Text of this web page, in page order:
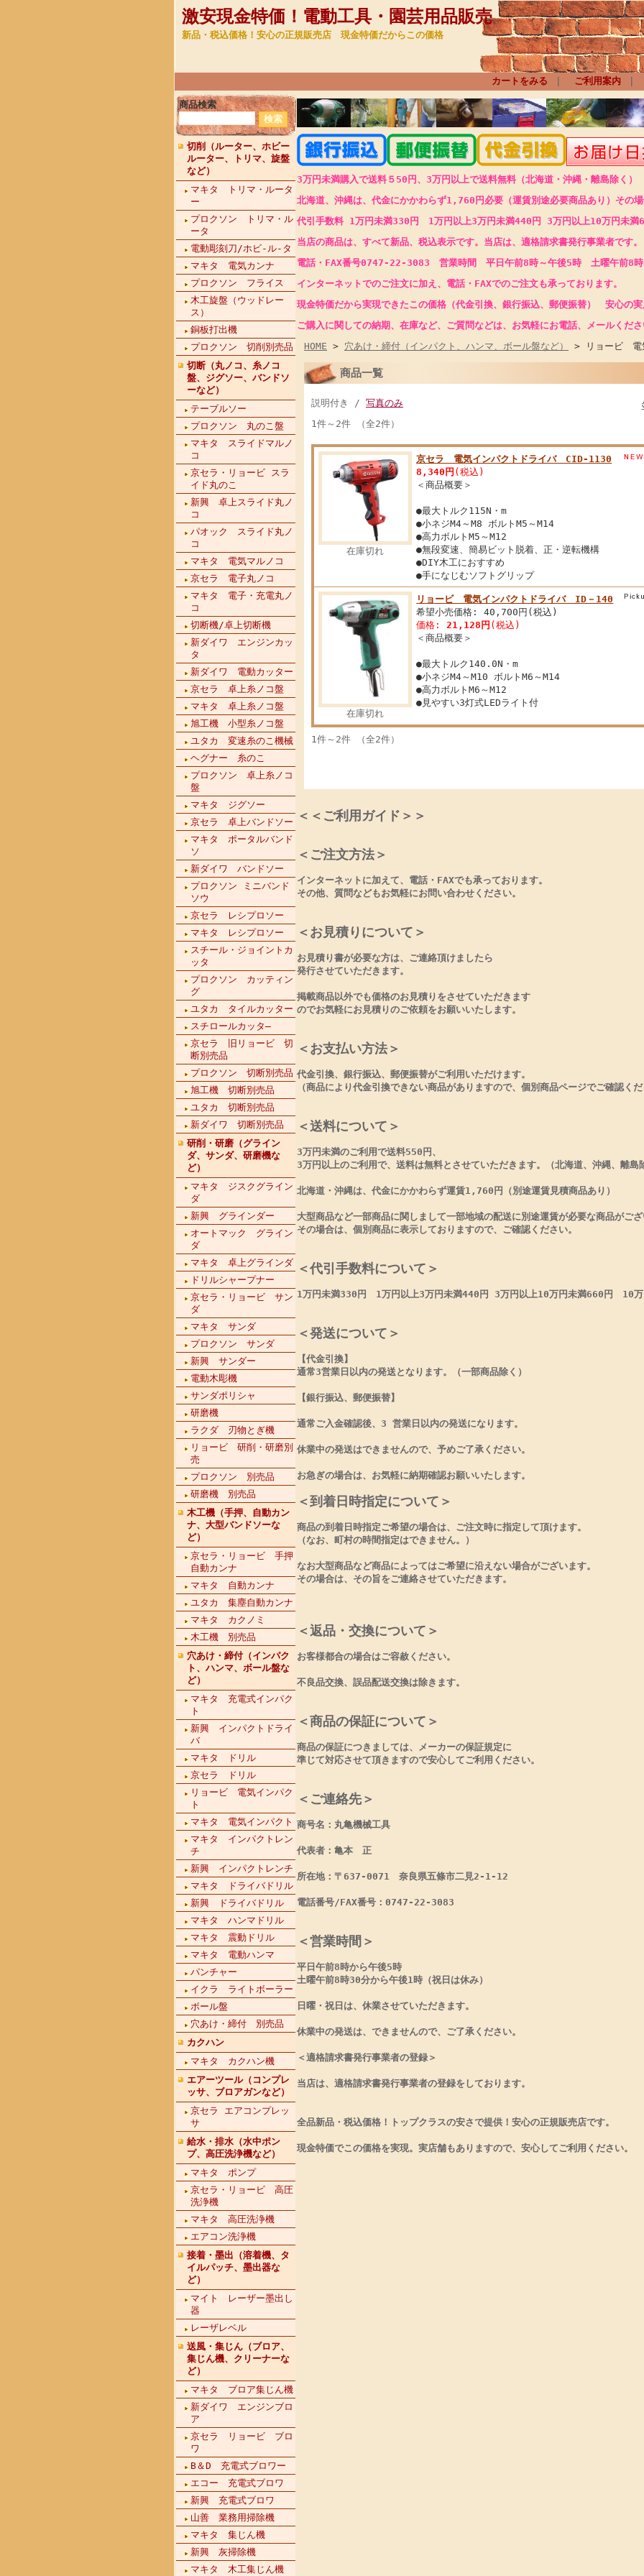
激安現金特価！電動工具・園芸用品販売
新品・税込価格！安心の正規販売店 現金特価だからこの価格
カートをみる ご利用案内
商品検索
切削（ルーター、ホビー
ルーター、トリマ、旋盤
など）
マキタ トリマ・ルータ
ー
プロクソン トリマ・ル
ータ
電動彫刻刀/ホビ-ル-タ
マキタ 電気カンナ
プロクソン フライス
木工旋盤（ウッドレー
ス）
銅板打出機
プロクソン 切削別売品
切断（丸ノコ、糸ノコ
盤、ジグソー、バンドソ
ーなど）
テーブルソー
プロクソン 丸のこ盤
マキタ スライドマルノ
コ
京セラ・リョービ スラ
イド丸のこ
新興 卓上スライド丸ノ
コ
パオック スライド丸ノ
コ
マキタ 電気マルノコ
京セラ 電子丸ノコ
マキタ 電子・充電丸ノ
コ
切断機/卓上切断機
新ダイワ エンジンカッ
タ
新ダイワ 電動カッター
京セラ 卓上糸ノコ盤
マキタ 卓上糸ノコ盤
旭工機 小型糸ノコ盤
ユタカ 変速糸のこ機械
ヘグナー 糸のこ
プロクソン 卓上糸ノコ
盤
マキタ ジグソー
京セラ 卓上バンドソー
マキタ ポータルバンド
ソ
新ダイワ バンドソー
プロクソン ミニバンド
ソウ
京セラ レシプロソー
マキタ レシプロソー
スチール・ジョイントカ
ッタ
プロクソン カッティン
グ
ユタカ タイルカッター
スチロールカッタ―
京セラ 旧リョービ 切
断別売品
プロクソン 切断別売品
旭工機 切断別売品
ユタカ 切断別売品
新ダイワ 切断別売品
研削・研磨（グライン
ダ、サンダ、研磨機な
ど）
マキタ ジスクグライン
ダ
新興 グラインダー
オートマック グライン
ダ
マキタ 卓上グラインダ
ドリルシャープナー
京セラ・リョービ サン
ダ
マキタ サンダ
プロクソン サンダ
新興 サンダー
電動木彫機
サンダポリシャ
研磨機
ラクダ 刃物とぎ機
リョービ 研削・研磨別
売
プロクソン 別売品
研磨機 別売品
木工機（手押、自動カン
ナ、大型バンドソーな
ど）
京セラ・リョービ 手押
自動カンナ
マキタ 自動カンナ
ユタカ 集塵自動カンナ
マキタ カクノミ
木工機 別売品
穴あけ・締付（インパク
ト、ハンマ、ボール盤な
ど）
マキタ 充電式インパク
ト
新興 インパクトドライ
バ
マキタ ドリル
京セラ ドリル
リョービ 電気インパク
ト
マキタ 電気インパクト
マキタ インパクトレン
チ
新興 インパクトレンチ
マキタ ドライバドリル
新興 ドライバドリル
マキタ ハンマドリル
マキタ 震動ドリル
マキタ 電動ハンマ
パンチャー
イクラ ライトボーラー
ボール盤
穴あけ・締付 別売品
カクハン
マキタ カクハン機
エアーツール（コンプレ
ッサ、ブロアガンなど）
京セラ エアコンプレッ
サ
給水・排水（水中ポン
プ、高圧洗浄機など）
マキタ ポンプ
京セラ・リョービ 高圧
洗浄機
マキタ 高圧洗浄機
エアコン洗浄機
接着・墨出（溶着機、タ
イルパッチ、墨出器な
ど）
マイト レーザー墨出し
器
レーザレベル
送風・集じん（ブロア、
集じん機、クリーナーな
ど）
マキタ ブロア集じん機
新ダイワ エンジンブロ
ア
京セラ リョービ ブロ
ワ
B＆D 充電式ブロワー
エコー 充電式ブロワ
新興 充電式ブロワ
山善 業務用掃除機
マキタ 集じん機
新興 灰掃除機
マキタ 木工集じん機
3万円未満購入で送料５50円、3万円以上で送料無料（北海道・沖縄・離島除く）
北海道、沖縄は、代金にかかわらず1,760円必要（運賃別途必要商品あり）その場
代引手数料 1万円未満330円 1万円以上3万円未満440円 3万円以上10万円未
当店の商品は、すべて新品、税込表示です。当店は、適格請求書発行事業者です。
電話・FAX番号0747-22-3083 営業時間 平日午前8時～午後5時 土曜午前8時
インターネットでのご注文に加え、電話・FAXでのご注文も承っております。
現金特価だから実現できたこの価格 （代金引換、銀行振込、郵便振替） 安心の実
ご購入に関しての納期、在庫など、ご質問などは、お気軽にお電話、メールくださ
HOME > 穴あけ・締付（インパクト、ハンマ、ボール盤など） > リョービ 電
商品一覧
説明付き / 写真のみ
1件～2件 （全2件）
在庫切れ
京セラ 電気インパクトドライバ CID-1130
8,340円 (税込)
＜商品概要＞
●最大トルク115N・m
●小ネジM4～M8 ボルトM5～M14
●高力ボルトM5～M12
●無段変速、簡易ビット脱着、正・逆転機構
●DIY木工におすすめ
●手になじむソフトグリップ
在庫切れ
リョービ 電気インパクトドライバ ID－140
希望小売価格: 40,700円(税込)
価格:21,128円 (税込)
＜商品概要＞
●最大トルク140.0N・m
●小ネジM4～M10 ボルトM6～M14
●高力ボルトM6～M12
●見やすい3灯式LEDライト付
1件～2件 （全2件）
＜＜ご利用ガイド＞＞
＜ご注文方法＞
インターネットに加えて、電話・FAXでも承っております。
その他、質問などもお気軽にお問い合わせください。
＜お見積りについて＞
お見積り書が必要な方は、ご連絡頂けましたら
発行させていただきます。
掲載商品以外でも価格のお見積りをさせていただきます
のでお気軽にお見積りのご依頼をお願いいたします。
＜お支払い方法＞
代金引換、銀行振込、郵便振替がご利用いただけます。
（商品により代金引換できない商品がありますので、個別商品ページでご確認くだ
＜送料について＞
3万円未満のご利用で送料550円、
3万円以上のご利用で、送料は無料とさせていただきます。（北海道、沖縄、離島
北海道・沖縄は、代金にかかわらず運賃1,760円（別途運賃見積商品あり）
大型商品など一部商品に関しまして一部地域の配送に別途運賃が必要な商品がござ
その場合は、個別商品に表示しておりますので、ご確認ください。
＜代引手数料について＞
1万円未満330円 1万円以上3万円未満440円 3万円以上10万円未満660円 10万
＜発送について＞
【代金引換】
通常3営業日以内の発送となります。（一部商品除く）
【銀行振込、郵便振替】
通常ご入金確認後、3 営業日以内の発送になります。
休業中の発送はできませんので、予めご了承ください。
お急ぎの場合は、お気軽に納期確認お願いいたします。
＜到着日時指定について＞
商品の到着日時指定ご希望の場合は、ご注文時に指定して頂けます。
（なお、町村の時間指定はできません。）
なお大型商品など商品によってはご希望に沿えない場合がございます。
その場合は、その旨をご連絡させていただきます。
＜返品・交換について＞
お客様都合の場合はご容赦ください。
不良品交換、誤品配送交換は除きます。
＜商品の保証について＞
商品の保証につきましては、メーカーの保証規定に
準じて対応させて頂きますので安心してご利用ください。
＜ご連絡先＞
商号名：丸亀機械工具
代表者：亀本 正
所在地：〒637-0071 奈良県五條市二見2-1-12
電話番号/FAX番号：0747-22-3083
＜営業時間＞
平日午前8時から午後5時
土曜午前8時30分から午後1時（祝日は休み）
日曜・祝日は、休業させていただきます。
休業中の発送は、できませんので、ご了承ください。
＜適格請求書発行事業者の登録＞
当店は、適格請求書発行事業者の登録をしております。
全品新品・税込価格！トップクラスの安さで提供！安心の正規販売店です。
現金特価でこの価格を実現。実店舗もありますので、安心してご利用ください。